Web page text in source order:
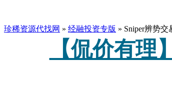
珍稀资源代找网 » 经融投资专版 » Sniper辨势
【侃价有理